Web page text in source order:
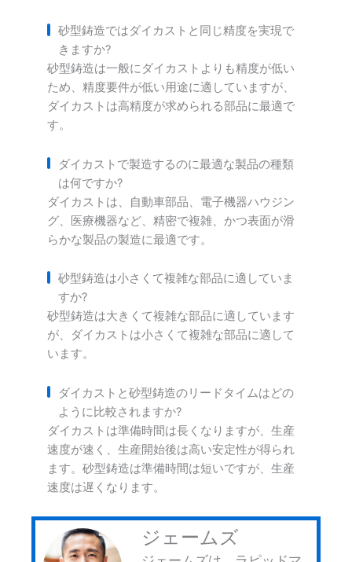
砂型鋳造ではダイカストと同じ精度を実現で
きますか?
砂型鋳造は一般にダイカストよりも精度が低い
ため、精度要件が低い用途に適していますが、
ダイカストは高精度が求められる部品に最適で
す。
ダイカストで製造するのに最適な製品の種類
は何ですか?
ダイカストは、自動車部品、電子機器ハウジン
グ、医療機器など、精密で複雑、かつ表面が滑
らかな製品の製造に最適です。
砂型鋳造は小さくて複雑な部品に適していま
すか?
砂型鋳造は大きくて複雑な部品に適しています
が、ダイカストは小さくて複雑な部品に適して
います。
ダイカストと砂型鋳造のリードタイムはどの
ように比較されますか?
ダイカストは準備時間は長くなりますが、生産
速度が速く、生産開始後は高い安定性が得られ
ます。砂型鋳造は準備時間は短いですが、生産
速度は遅くなります。
ジェームズ